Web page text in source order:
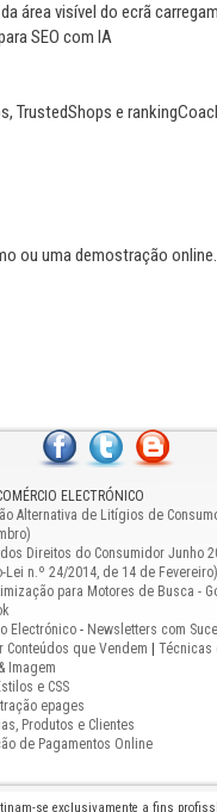
área visível do ecrã
SEO com IA
TrustedShops e
ou uma demostração online.
ELECTRÓNICO
Alternativa de Litígios de
Direitos do Consumidor Junho
Lei n.º 24/2014, de 14 de Fevereiro)
para Motores de Busca -
Electrónico - Newsletters com
Conteúdos que Vendem
Técnicas
Imagem
e CSS
epages
Produtos e Clientes
de Pagamentos Online
se exclusivamente a fins